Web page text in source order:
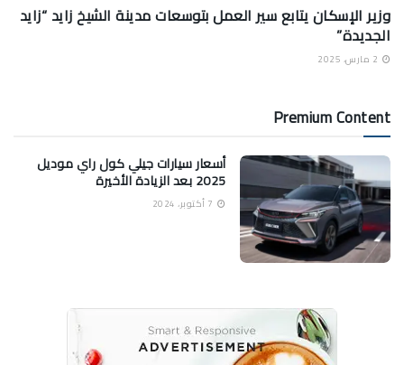
وزير الإسكان يتابع سير العمل بتوسعات مدينة الشيخ زايد “زايد
الجديدة”
Premium Content
أسعار سيارات جيلي كول راي موديل
2025 بعد الزيادة الأخيرة